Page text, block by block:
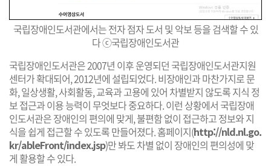
국립장애인도서관에서는 전자 점자 도서 및 악보 등을 검색할 수 있
다 ⓒ국립장애인도서관
국립장애인도서관은 2007년 이후 운영되던 국립장애인도서관지원
센터가 확대되어, 2012년에 설립되었다. 비장애인과 마찬가지로 문
화, 일상생활, 사회활동, 교육과 고용에 있어 차별받지 않도록 지식 정
보 접근과 이용 능력이 무엇보다 중요하다. 이런 상황에서 국립장애
인도서관은 장애인의 편의에 맞게, 불편함 없이 접근하고 정보와 지
식을 쉽게 접근할 수 있도록 만들어졌다. 홈페이지(http://nld.nl.go.
kr/ableFront/index.jsp)만 봐도 차별 없이 장애인의 편의성에 맞
게 활용할 수 있다.